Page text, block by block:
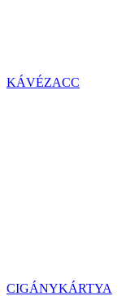
KÁVÉZACC
CIGÁNYKÁRTYA